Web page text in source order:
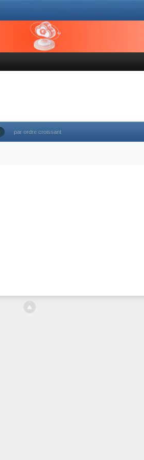
par ordre croissant